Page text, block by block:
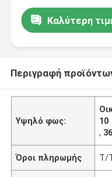
Καλύτερη
Περιγραφή
Υψηλό φως:
10
,
Όροι πληρωμής T/